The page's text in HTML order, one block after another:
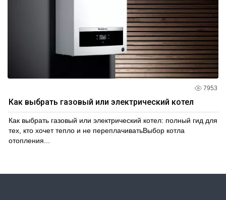
7953
Как выбрать газовый или электрический котел
Как выбрать газовый или электрический котел: полный гид для
тех, кто хочет тепло и не переплачиватьВыбор котла
отопления...